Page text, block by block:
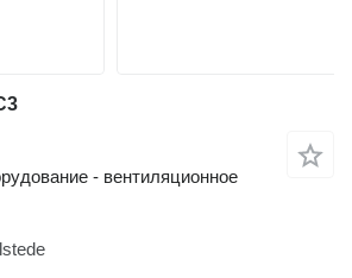
- вентиляционное